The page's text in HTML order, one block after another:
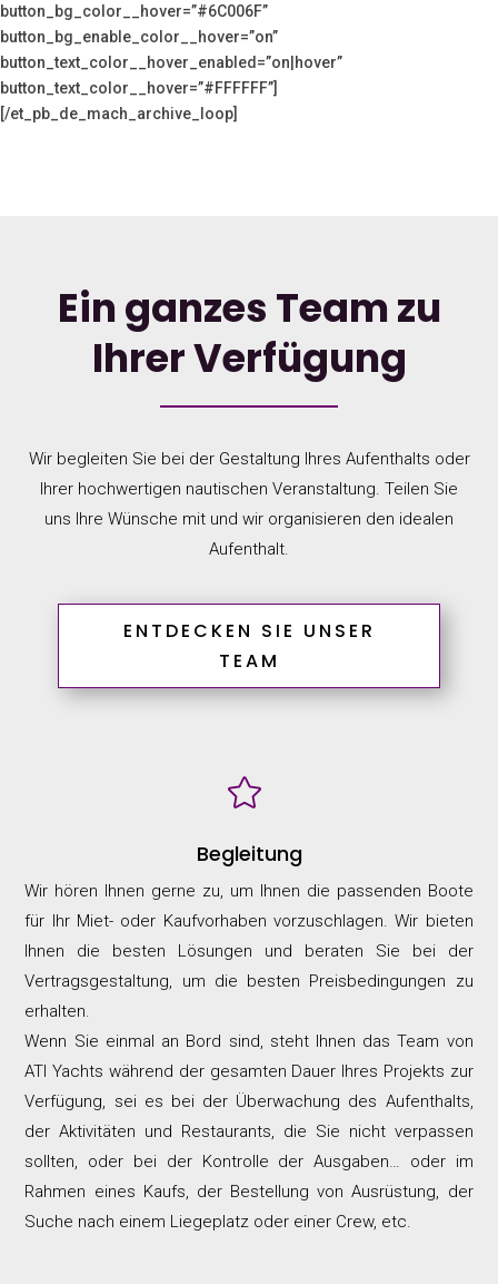
button_bg_color__hover=”#6C006F”
button_bg_enable_color__hover=”on”
button_text_color__hover_enabled=”on|hover”
button_text_color__hover=”#FFFFFF”]
[/et_pb_de_mach_archive_loop]
Ein ganzes Team zu
Ihrer Verfügung
Wir begleiten Sie bei der Gestaltung Ihres Aufenthalts oder
Ihrer hochwertigen nautischen Veranstaltung. Teilen Sie
uns Ihre Wünsche mit und wir organisieren den idealen
Aufenthalt.
ENTDECKEN SIE UNSER
TEAM

Begleitung
Wir hören Ihnen gerne zu, um Ihnen die passenden Boote
für Ihr Miet- oder Kaufvorhaben vorzuschlagen. Wir bieten
Ihnen die besten Lösungen und beraten Sie bei der
Vertragsgestaltung, um die besten Preisbedingungen zu
erhalten.
Wenn Sie einmal an Bord sind, steht Ihnen das Team von
ATI Yachts während der gesamten Dauer Ihres Projekts zur
Verfügung, sei es bei der Überwachung des Aufenthalts,
der Aktivitäten und Restaurants, die Sie nicht verpassen
sollten, oder bei der Kontrolle der Ausgaben… oder im
Rahmen eines Kaufs, der Bestellung von Ausrüstung, der
Suche nach einem Liegeplatz oder einer Crew, etc.